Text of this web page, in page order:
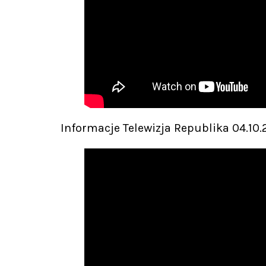
Informacje Telewizja Republika